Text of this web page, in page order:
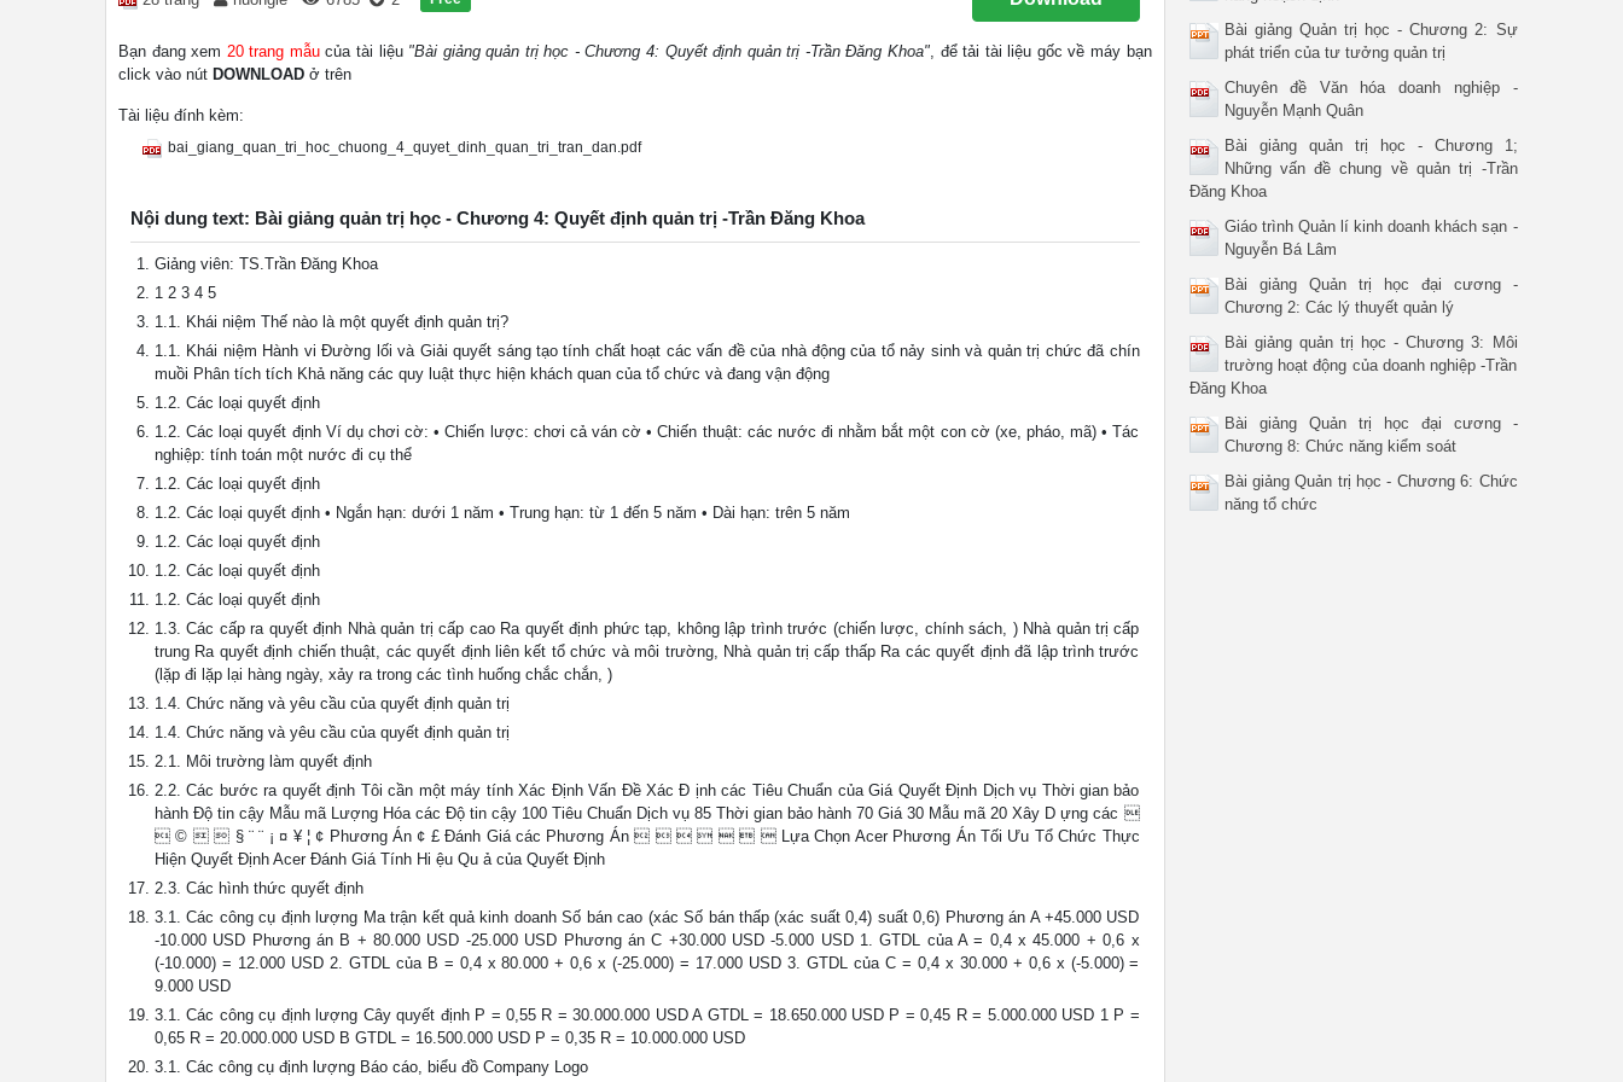
Bạn đang xem 20 trang mẫucủa tài liệu "Bài giảng quản trị học - Chương 4: Quyết định quản trị -Trần Đăng Khoa", để tải tài liệu gốc về máy bạn
click vào nút DOWNLOAD ở trên
Tài liệu đính kèm:
bai_giang_quan_tri_hoc_chuong_4_quyet_dinh_quan_tri_tran_dan.pdf
Nội dung text: Bài giảng quản trị học - Chương 4: Quyết định quản trị -Trần Đăng Khoa
Giảng viên: TS.Trần Đăng Khoa
1 2 3 4 5
1.1. Khái niệm Thế nào là một quyết định quản trị?
1.1. Khái niệm Hành vi Đường lối và Giải quyết sáng tạo tính chất hoạt các vấn đề của nhà động của tổ nảy sinh và quản trị chức đã chín
muồi Phân tích tích Khả năng các quy luật thực hiện khách quan của tổ chức và đang vận động
1.2. Các loại quyết định
1.2. Các loại quyết định Ví dụ chơi cờ: • Chiến lược: chơi cả ván cờ • Chiến thuật: các nước đi nhằm bắt một con cờ (xe, pháo, mã) • Tác
nghiệp: tính toán một nước đi cụ thể
1.2. Các loại quyết định
1.2. Các loại quyết định • Ngắn hạn: dưới 1 năm • Trung hạn: từ 1 đến 5 năm • Dài hạn: trên 5 năm
1.2. Các loại quyết định
1.2. Các loại quyết định
1.2. Các loại quyết định
1.3. Các cấp ra quyết định Nhà quản trị cấp cao Ra quyết định phức tạp, không lập trình trước (chiến lược, chính sách, ) Nhà quản trị cấp
trung Ra quyết định chiến thuật, các quyết định liên kết tổ chức và môi trường, Nhà quản trị cấp thấp Ra các quyết định đã lập trình trước
(lặp đi lặp lại hàng ngày, xảy ra trong các tình huống chắc chắn, )
1.4. Chức năng và yêu cầu của quyết định quản trị
1.4. Chức năng và yêu cầu của quyết định quản trị
2.1. Môi trường làm quyết định
2.2. Các bước ra quyết định Tôi cần một máy tính Xác Định Vấn Đề Xác Đ ịnh các Tiêu Chuẩn của Giá Quyết Định Dịch vụ Thời gian bảo
hành Độ tin cậy Mẫu mã Lượng Hóa các Độ tin cậy 100 Tiêu Chuẩn Dịch vụ 85 Thời gian bảo hành 70 Giá 30 Mẫu mã 20 Xây D ựng các 
 ©   § ¨ ¨ ¡ ¤ ¥ ¦ ¢ Phương Án ¢ £ Đánh Giá các Phương Án        Lựa Chọn Acer Phương Án Tối Ưu Tổ Chức Thực
Hiện Quyết Định Acer Đánh Giá Tính Hi ệu Qu ả của Quyết Định
2.3. Các hình thức quyết định
3.1. Các công cụ định lượng Ma trận kết quả kinh doanh Số bán cao (xác Số bán thấp (xác suất 0,4) suất 0,6) Phương án A +45.000 USD
-10.000 USD Phương án B + 80.000 USD -25.000 USD Phương án C +30.000 USD -5.000 USD 1. GTDL của A = 0,4 x 45.000 + 0,6 x
(-10.000) = 12.000 USD 2. GTDL của B = 0,4 x 80.000 + 0,6 x (-25.000) = 17.000 USD 3. GTDL của C = 0,4 x 30.000 + 0,6 x (-5.000) =
9.000 USD
3.1. Các công cụ định lượng Cây quyết định P = 0,55 R = 30.000.000 USD A GTDL = 18.650.000 USD P = 0,45 R = 5.000.000 USD 1 P =
0,65 R = 20.000.000 USD B GTDL = 16.500.000 USD P = 0,35 R = 10.000.000 USD
3.1. Các công cụ định lượng Báo cáo, biểu đồ Company Logo
Bài giảng Quản trị học - Chương 2: Sự
phát triển của tư tưởng quản trị
Chuyên đề Văn hóa doanh nghiệp -
Nguyễn Mạnh Quân
Bài giảng quản trị học - Chương 1;
Những vấn đề chung về quản trị -Trần
Đăng Khoa
Giáo trình Quản lí kinh doanh khách sạn -
Nguyễn Bá Lâm
Bài giảng Quản trị học đại cương -
Chương 2: Các lý thuyết quản lý
Bài giảng quản trị học - Chương 3: Môi
trường hoạt động của doanh nghiệp -Trần
Đăng Khoa
Bài giảng Quản trị học đại cương -
Chương 8: Chức năng kiểm soát
Bài giảng Quản trị học - Chương 6: Chức
năng tổ chức